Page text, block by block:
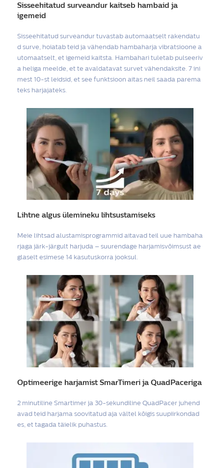
Sisseehitatud surveandur kaitseb hambaid ja
igemeid
Sisseehitatud surveandur tuvastab automaatselt rakendatu
d surve, hoiatab teid ja vähendab hambaharja vibratsioone a
utomaatselt, et igemeid kaitsta. Hambahari tuletab pulseeriv
a heliga meelde, et te avaldatavat survet vähendaksite. 7 ini
mest 10-st leidsid, et see funktsioon aitas neil saada parema
teks harjajateks.
Lihtne algus ülemineku lihtsustamiseks
Meie lihtsad alustamisprogrammid aitavad teil uue hambaha
rjaga järk-järgult harjuda – suurendage harjamisvõimsust ae
glaselt esimese 14 kasutuskorra jooksul.
Optimeerige harjamist SmarTimeri ja QuadPaceriga
2 minutiline Smartimer ja 30-sekundiline QuadPacer juhend
avad teid harjama soovitatud aja vältel kõigis suupiirkondad
es, et tagada täielik puhastus.